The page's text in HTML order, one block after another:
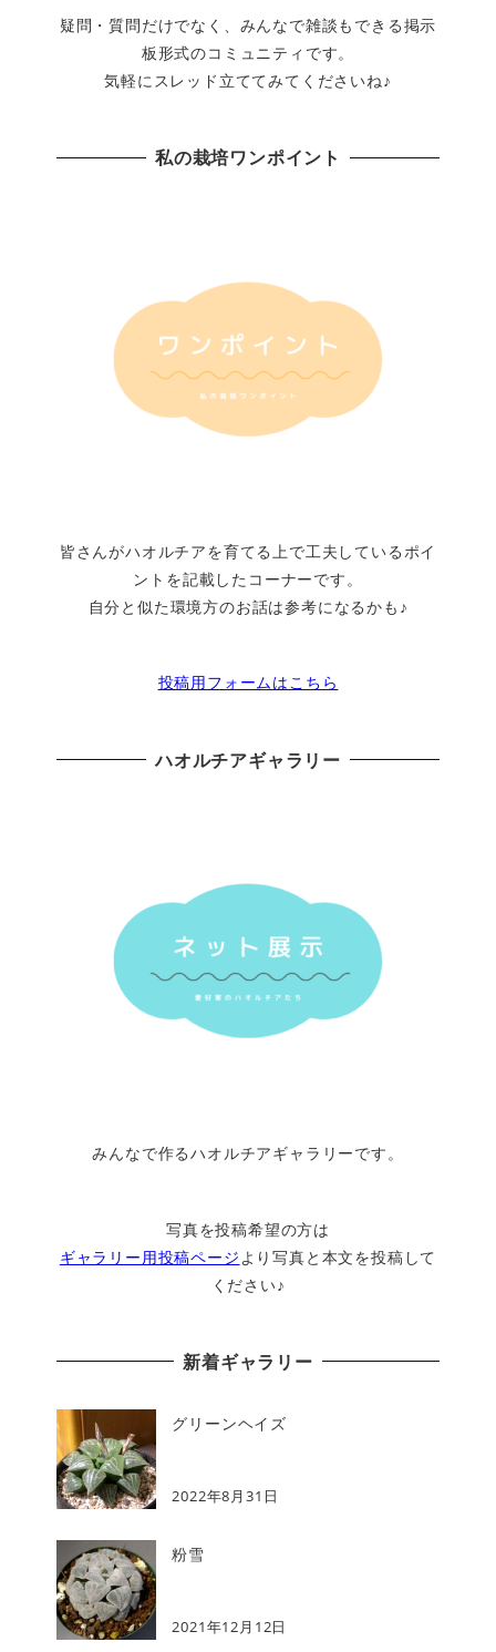
疑問・質問だけでなく、みんなで雑談もできる掲示
板形式のコミュニティです。
気軽にスレッド立ててみてくださいね♪
私の栽培ワンポイント
皆さんがハオルチアを育てる上で工夫しているポイ
ントを記載したコーナーです。
自分と似た環境方のお話は参考になるかも♪
投稿用フォームはこちら
ハオルチアギャラリー
みんなで作るハオルチアギャラリーです。
写真を投稿希望の方は
ギャラリー用投稿ページ より写真と本文を投稿して
ください♪
新着ギャラリー
グリーンヘイズ
2022年8月31日
粉雪
2021年12月12日